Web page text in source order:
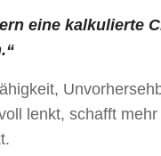
eine kalkulierte
lenkt, schafft